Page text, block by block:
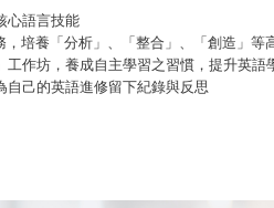
心語言技能
，培養「分析」、「整合」、「創造」等
工作坊，養成自主學習之習慣，提升英語
自己的英語進修留下紀錄與反思